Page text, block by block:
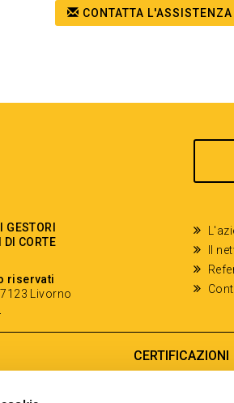
CONTATTA
DI CORTE
riservati
Livorno
Il
CERTIFICAZIONI